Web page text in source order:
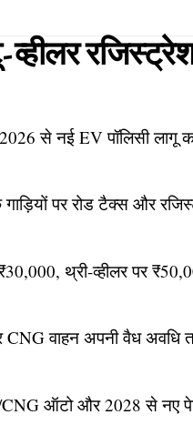
से नई EV पॉलिसी लागू
पर रोड टैक्स और
थ्री-व्हीलर पर
CNG वाहन अपनी वैध अवधि
ऑटो और 2028 से नए